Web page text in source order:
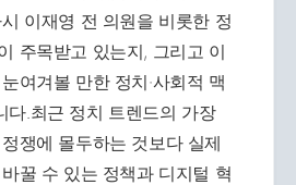
이재영 전 의원을 비롯한 정
주목받고 있는지, 그리고 이
여겨볼 만한 정치·사회적 맥
다.최근 정치 트렌드의 가장
쟁에 몰두하는 것보다 실제
꿀 수 있는 정책과 디지털 혁